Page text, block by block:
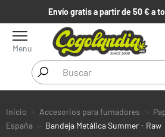
Envío gratis a partir de 50 € a
Menu
Inicio Accesorios para fumadores
España
Bandeja Metálica Summer - Raw